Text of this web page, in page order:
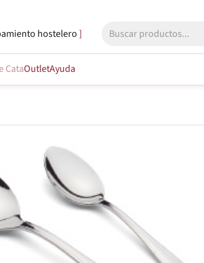
hostelero
CataOutletAyuda